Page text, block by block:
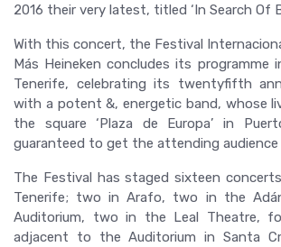
2016 their very latest, titled ‘In Search Of
With this concert, the Festival
Más Heineken concludes its programme
Tenerife, celebrating its twentyfifth
with a potent &, energetic band, whose
the square ‘Plaza de Europa’ in
guaranteed to get the attending audience
The Festival has staged sixteen
Tenerife; two in Arafo, two in the
Auditorium, two in the Leal Theatre,
adjacent to the Auditorium in Santa